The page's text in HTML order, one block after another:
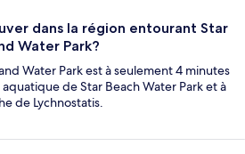
dans la région entourant Star
Water Park?
Water Park est à seulement 4 minutes
de Star Beach Water Park et à
de Lychnostatis.